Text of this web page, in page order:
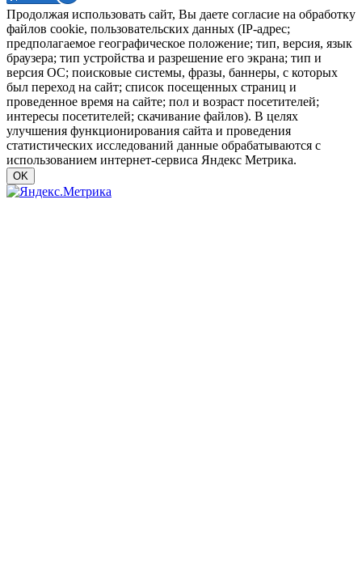
Продолжая использовать сайт, Вы даете согласие на обработку
файлов cookie, пользовательских данных (IP-адрес;
предполагаемое географическое положение; тип, версия, язык
браузера; тип устройства и разрешение его экрана; тип и
версия ОС; поисковые системы, фразы, баннеры, с которых
был переход на сайт; список посещенных страниц и
проведенное время на сайте; пол и возраст посетителей;
интересы посетителей; скачивание файлов). В целях
улучшения функционирования сайта и проведения
статистических исследований данные обрабатываются с
использованием интернет-сервиса Яндекс Метрика.
OK